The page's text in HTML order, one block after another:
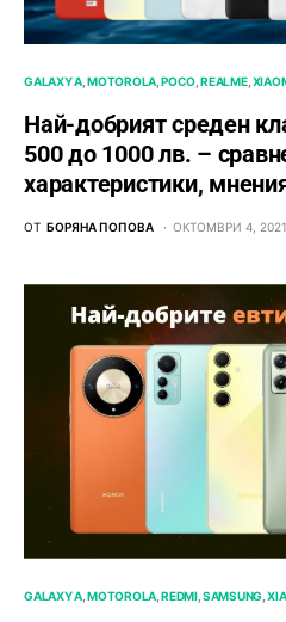
GALAXY A MOTOROLA POCO REALME
Най-добрият среден
500 до 1000 лв. –
характеристики,
ОТ БОРЯНА ПОПОВА ОКТОМВРИ 4, 2021
GALAXY A MOTOROLA REDMI SAMSUNG